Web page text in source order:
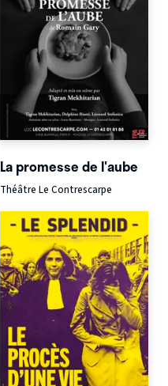
La promesse de l'aube
Théâtre Le Contrescarpe